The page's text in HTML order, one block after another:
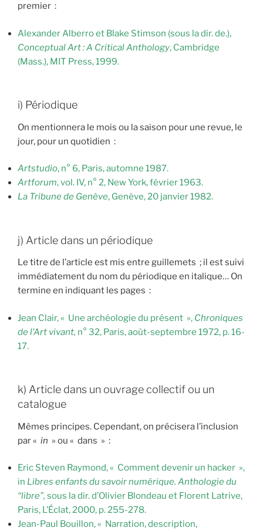
premier :
Alexander Alberro et Blake Stimson (sous la dir. de.),
Conceptual Art : A Critical Anthology, Cambridge
(Mass.), MIT Press, 1999.
i) Périodique
On mentionnera le mois ou la saison pour une revue, le
jour, pour un quotidien :
Artstudio, n° 6, Paris, automne 1987.
Artforum, vol. IV, n° 2, New York, février 1963.
La Tribune de Genève, Genève, 20 janvier 1982.
j) Article dans un périodique
Le titre de l’article est mis entre guillemets ; il est suivi
immédiatement du nom du périodique en italique… On
termine en indiquant les pages :
Jean Clair, « Une archéologie du présent », Chroniques
de l’Art vivant, n° 32, Paris, août-septembre 1972, p. 16-
17.
k) Article dans un ouvrage collectif ou un
catalogue
Mêmes principes. Cependant, on précisera l’inclusion
par « in » ou « dans » :
Eric Steven Raymond, « Comment devenir un hacker »,
in Libres enfants du savoir numérique. Anthologie du
“libre”, sous la dir. d’Olivier Blondeau et Florent Latrive,
Paris, L’Éclat, 2000, p. 255-278.
Jean-Paul Bouillon, « Narration, description,